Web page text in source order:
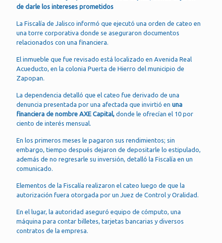
de darle los intereses prometidos
La Fiscalía de Jalisco informó que ejecutó una orden de cateo en
una torre corporativa donde se aseguraron documentos
relacionados con una financiera.
El inmueble que fue revisado está localizado en Avenida Real
Acueducto, en la colonia Puerta de Hierro del municipio de
Zapopan.
La dependencia detalló que el cateo fue derivado de una
denuncia presentada por una afectada que invirtió en una
financiera de nombre AXE Capital, donde le ofrecían el 10 por
ciento de interés mensual.
En los primeros meses le pagaron sus rendimientos; sin
embargo, tiempo después dejaron de depositarle lo estipulado,
además de no regresarle su inversión, detalló la Fiscalía en un
comunicado.
Elementos de la Fiscalía realizaron el cateo luego de que la
autorización fuera otorgada por un Juez de Control y Oralidad.
En el lugar, la autoridad aseguró equipo de cómputo, una
máquina para contar billetes, tarjetas bancarias y diversos
contratos de la empresa.